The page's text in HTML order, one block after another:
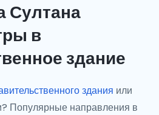
Султана
в
здание
здания или
Популярные направления в